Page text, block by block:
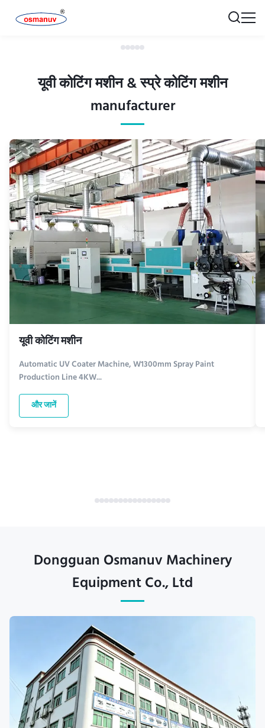
यूवी कोटिंग मशीन & स्प्रे कोटिंग मशीन
manufacturer
यूवी कोटिंग मशीन
Automatic UV Coater Machine, W1300mm Spray Paint
Production Line 4KW...
और जानें
Dongguan Osmanuv Machinery
Equipment Co., Ltd